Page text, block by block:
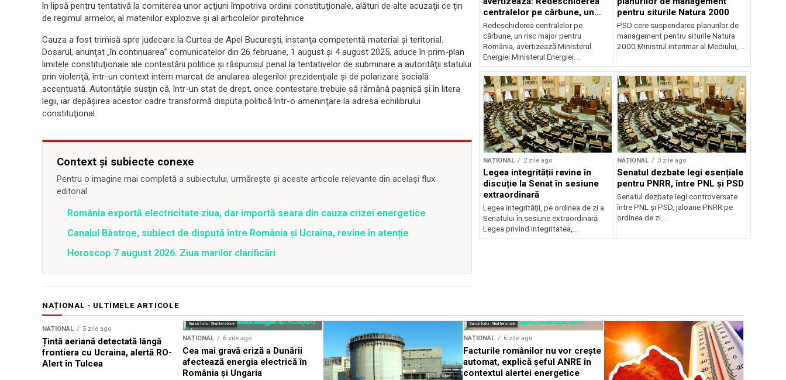
în lipsă pentru tentativă la comiterea unor acţiuni împotriva ordinii constituţionale, alături de alte acuzaţii ce ţin
de regimul armelor, al materiilor explozive şi al articolelor pirotehnice.
Cauza a fost trimisă spre judecare la Curtea de Apel Bucureşti, instanţa competentă material şi teritorial.
Dosarul, anunţat „în continuarea” comunicatelor din 26 februarie, 1 august şi 4 august 2025, aduce în prim-plan
limitele constituţionale ale contestării politice şi răspunsul penal la tentativelor de subminare a autorităţii statului
prin violenţă, într-un context intern marcat de anularea alegerilor prezidenţiale şi de polarizare socială
accentuată. Autorităţile susţin că, într-un stat de drept, orice contestare trebuie să rămână paşnică şi în litera
legii, iar depăşirea acestor cadre transformă disputa politică într-o ameninţare la adresa echilibrului
constituţional.
Context și subiecte conexe
Pentru o imagine mai completă a subiectului, urmărește și aceste articole relevante din același flux
editorial.
România exportă electricitate ziua, dar importă seara din cauza crizei energetice
Canalul Bâstroe, subiect de dispută între România și Ucraina, revine în atenție
Horoscop 7 august 2026. Ziua marilor clarificări
centralelor pe cărbune, un
risc major pentru România
Redeschiderea centralelor pe
cărbune, un risc major pentru
România, avertizează Ministerul
Energiei Ministerul Energiei...
pentru siturile Natura 2000
PSD cere suspendarea planurilor de
management pentru siturile Natura
2000 Ministrul interimar al Mediului,...
NAȚIONAL 2 zile ago
Legea integrității revine în
discuție la Senat în sesiune
extraordinară
Legea integrității, pe ordinea de zi a
Senatului în sesiune extraordinară
Legea privind integritatea,...
NAȚIONAL 3 zile ago
Senatul dezbate legi esențiale
pentru PNRR, între PNL și PSD
Senatul dezbate legi controversate
între PNL și PSD, jaloane PNRR pe
ordinea de zi...
NAȚIONAL - ULTIMELE ARTICOLE
NAȚIONAL 5 zile ago
Țintă aeriană detectată lângă
frontiera cu Ucraina, alertă RO-
Alert în Tulcea
Sursă foto: Shutterstock
NAȚIONAL 6 zile ago
Cea mai gravă criză a Dunării
afectează energia electrică în
România și Ungaria
Sursă foto: Shutterstock
NAȚIONAL 6 zile ago
Facturile românilor nu vor crește
automat, explică șeful ANRE în
contextul alertei energetice